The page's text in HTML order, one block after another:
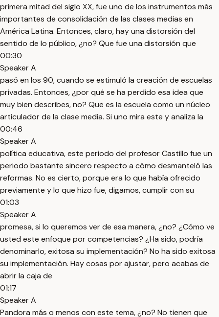
primera mitad del siglo XX, fue uno de los instrumentos más
importantes de consolidación de las clases medias en
América Latina. Entonces, claro, hay una distorsión del
sentido de lo público, ¿no? Que fue una distorsión que
00:30
Speaker A
pasó en los 90, cuando se estimuló la creación de escuelas
privadas. Entonces, ¿por qué se ha perdido esa idea que
muy bien describes, no? Que es la escuela como un núcleo
articulador de la clase media. Si uno mira este y analiza la
00:46
Speaker A
política educativa, este periodo del profesor Castillo fue un
periodo bastante sincero respecto a cómo desmanteló las
reformas. No es cierto, porque era lo que había ofrecido
previamente y lo que hizo fue, digamos, cumplir con su
01:03
Speaker A
promesa, si lo queremos ver de esa manera, ¿no? ¿Cómo ve
usted este enfoque por competencias? ¿Ha sido, podría
denominarlo, exitosa su implementación? No ha sido exitosa
su implementación. Hay cosas por ajustar, pero acabas de
abrir la caja de
01:17
Speaker A
Pandora más o menos con este tema, ¿no? No tienen que